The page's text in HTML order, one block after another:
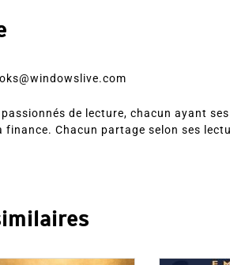
passionnés de lecture, chacun ayant
finance. Chacun partage selon ses